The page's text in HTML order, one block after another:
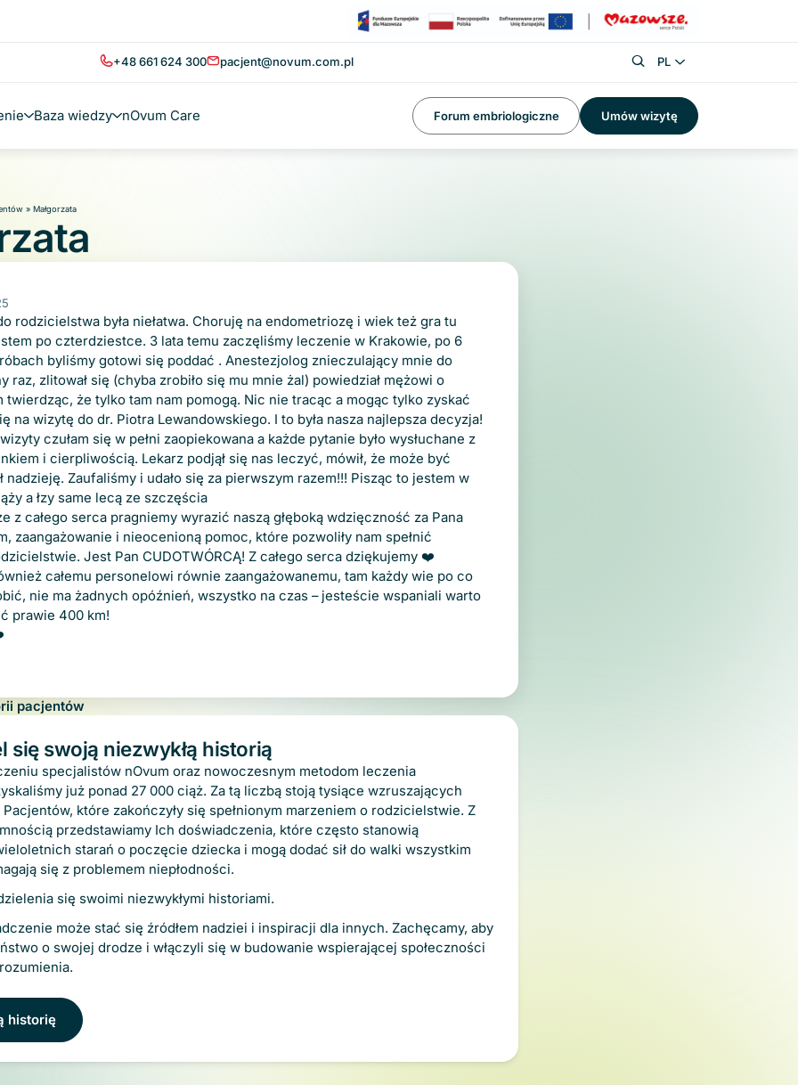
Szczegóły
cookie
Lekarskiej nOvum Katarzyna Kozioł, Piotr Lewandowski sp.k. z siedzibą w
807 Warszawa (dalej nOvum), wykorzystuje następujące pliki cookies: niezbędne (bez
z witryny), jak i dodatkowe, w tym analityczne/statystyczne (pomiar) i marketingowe oraz
przypadku ich przechowywania po zakończeniu sesji). Dodatkowe pliki cookies będą
W tym celu kliknij w miniaturkę „ciasteczka” w lewym dolnym rogu strony, aby
plików cookies. Pamiętaj, że wycofanie zgody nie będzie miało wpływu na zgodność z
za Twoją zgodą zanim została ona wycofana. Pamiętaj też, aby po wycofaniu
pliki cookies ze swojej przeglądarki wchodząc w jej ustawienia. Przesunięcie suwaka w
suwaka w lewo oznacza brak zgody.
+48 661 624 300 pacjent@novum.com.pl PL
Baza wiedzy nOvum Care Forum embriologiczne Umów wizytę
» Małgorzata
rodzicielstwa była niełatwa. Choruję na endometriozę i wiek też gra tu
po czterdziestce. 3 lata temu zaczęliśmy leczenie w Krakowie, po 6
byliśmy gotowi się poddać . Anestezjolog znieczulający mnie do
raz, zlitował się (chyba zrobiło się mu mnie żal) powiedział mężowi o
twierdząc, że tylko tam nam pomogą. Nic nie tracąc a mogąc tylko zyskać
na wizytę do dr. Piotra Lewandowskiego. I to była nasza najlepsza decyzja!
czułam się w pełni zaopiekowana a każde pytanie było wysłuchane z
i cierpliwością. Lekarz podjął się nas leczyć, mówił, że może być
nadzieję. Zaufaliśmy i udało się za pierwszym razem!!! Pisząc to jestem w
a łzy same lecą ze szczęścia
z całego serca pragniemy wyrazić naszą głęboką wdzięczność za Pana
zaangażowanie i nieocenioną pomoc, które pozwoliły nam spełnić
Jest Pan CUDOTWÓRCĄ! Z całego serca dziękujemy ❤️
całemu personelowi równie zaangażowanemu, tam każdy wie po co
nie ma żadnych opóźnień, wszystko na czas – jesteście wspaniali warto
prawie 400 km!
pacjentów
się swoją niezwykłą historią
specjalistów nOvum oraz nowoczesnym metodom leczenia
już ponad 27 000 ciąż. Za tą liczbą stoją tysiące wzruszających
które zakończyły się spełnionym marzeniem o rodzicielstwie. Z
przedstawiamy Ich doświadczenia, które często stanowią
starań o poczęcie dziecka i mogą dodać sił do walki wszystkim
się z problemem niepłodności.
się swoimi niezwykłymi historiami.
może stać się źródłem nadziei i inspiracji dla innych. Zachęcamy, aby
o swojej drodze i włączyli się w budowanie wspierającej społeczności
historię